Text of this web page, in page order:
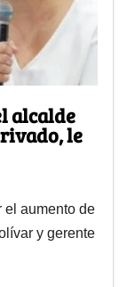
alcalde
le
el aumento de
y gerente